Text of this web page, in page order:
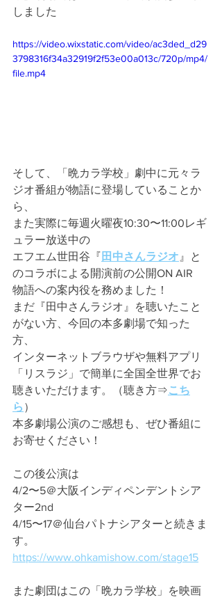
しました
https://video.wixstatic.com/video/ac3ded_d29
3798316f34a32919f2f53e00a013c/720p/mp4/
file.mp4
そして、「晩カラ学校」劇中に元々ラ
ジオ番組が物語に登場していることか
ら、
また実際に毎週火曜夜10:30〜11:00レギ
ュラー放送中の
エフエム世田谷『 田中さんラジオ 』と
のコラボによる開演前の公開ON AIR
物語への案内役を務めました！
まだ『田中さんラジオ』を聴いたこと
がない方、今回の本多劇場で知った
方、
インターネットブラウザや無料アプリ
「リスラジ」で簡単に全国全世界でお
聴きいただけます。（聴き方⇒こち
ら ）
本多劇場公演のご感想も、ぜひ番組に
お寄せください！
この後公演は
4/2〜5＠大阪インディペンデントシア
ター2nd
4/15〜17＠仙台パトナシアターと続きま
す。
https://www.ohkamishow.com/stage15
また劇団はこの「晩カラ学校」を映画